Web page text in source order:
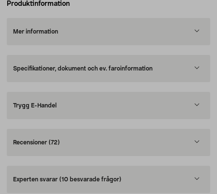
Produktinformation
Mer information
Specifikationer, dokument och ev. faroinformation
Trygg E-Handel
Recensioner (72)
Experten svarar (10 besvarade frågor)